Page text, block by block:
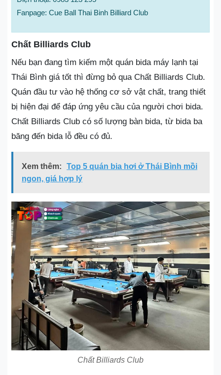
Fanpage: Cue Ball Thai Binh Billiard Club
Chất Billiards Club
Nếu bạn đang tìm kiếm một quán bida máy lạnh tại
Thái Bình giá tốt thì đừng bỏ qua Chất Billiards Club.
Quán đầu tư vào hệ thống cơ sở vật chất, trang thiết
bị hiện đại để đáp ứng yêu cầu của người chơi bida.
Chất Billiards Club có số lượng bàn bida, từ bida ba
băng đến bida lỗ đều có đủ.
Xem thêm:
Top 5 quán bia hơi ở Thái Bình mồi
ngon, giá hợp lý
Chất Billiards Club